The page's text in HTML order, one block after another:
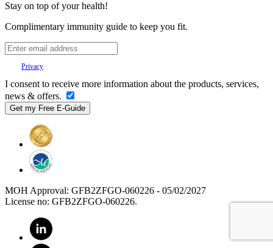
Stay on top of your health!
Complimentary immunity guide to keep you fit.
Privacy
I consent to receive more information about the products, services,
news & offers.
MOH Approval: GFB2ZFGO-060226 - 05/02/2027
License no: GFB2ZFGO-060226.